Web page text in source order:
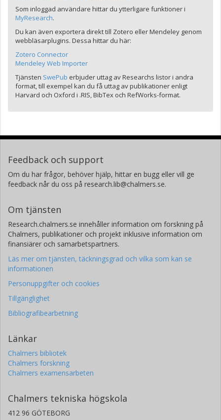
Som inloggad användare hittar du ytterligare funktioner i
MyResearch.
Du kan även exportera direkt till Zotero eller Mendeley genom
webbläsarplugins. Dessa hittar du här:
Zotero Connector
Mendeley Web Importer
Tjänsten SwePub erbjuder uttag av Researchs listor i andra
format, till exempel kan du få uttag av publikationer enligt
Harvard och Oxford i .RIS, BibTex och RefWorks-format.
Feedback och support
Om du har frågor, behöver hjälp, hittar en bugg eller vill ge
feedback når du oss på research.lib@chalmers.se.
Om tjänsten
Research.chalmers.se innehåller information om forskning på
Chalmers, publikationer och projekt inklusive information om
finansiärer och samarbetspartners.
Läs mer om tjänsten, täckningsgrad och vilka som kan se
informationen
Personuppgifter och cookies
Tillgänglighet
Bibliografibearbetning
Länkar
Chalmers bibliotek
Chalmers forskning
Chalmers examensarbeten
Chalmers tekniska högskola
412 96 GÖTEBORG